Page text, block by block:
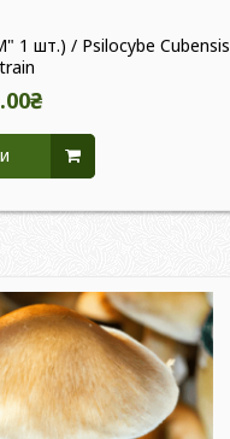
1 шт.) / Psilocybe Cubensis